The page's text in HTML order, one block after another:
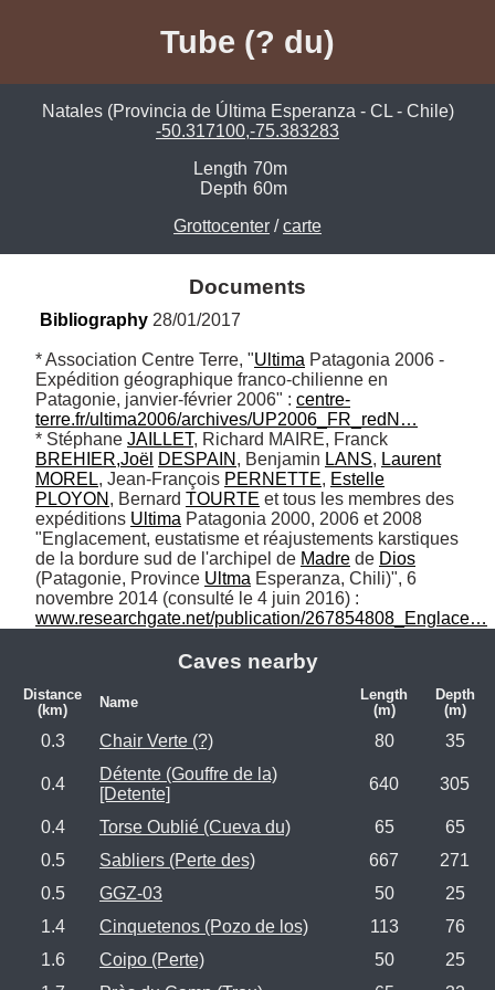
Tube (? du)
Natales (Provincia de Última Esperanza - CL - Chile)
-50.317100,-75.383283
Length 70m
Depth 60m
Grottocenter /carte
Documents
Bibliography 28/01/2017
* Association Centre Terre, "Ultima Patagonia 2006 -
Expédition géographique franco-chilienne en
Patagonie, janvier-février 2006" : centre-
terre.fr/ultima2006/archives/UP2006_FR_redN…
* Stéphane JAILLET
BREHIER,Joël DESPAIN , Benjamin LANS, Laurent
MOREL, Jean-François PERNETTE, Estelle
PLOYON , Bernard TOURTE et tous les membres des
expéditions Ultima Patagonia 2000, 2006 et 2008
"Englacement, eustatisme et réajustements karstiques
de la bordure sud de l'archipel de Madre de Dios
(Patagonie, Province Ultma Esperanza, Chili)", 6
www.researchgate.net/publication/267854808_Englace…
Caves nearby
Distance
(km)
Name
Length
(m)
Depth
(m)
0.3 Chair Verte (?) 80 35
0.4
Détente (Gouffre de la)
[Detente]
640 305
0.4 Torse Oublié (Cueva du) 65
65
0.5
Sabliers (Perte des) 667
271
0.5
GGZ-03 50
25
1.4
Cinquetenos (Pozo de los) 113
76
1.6
Coipo (Perte) 50
25